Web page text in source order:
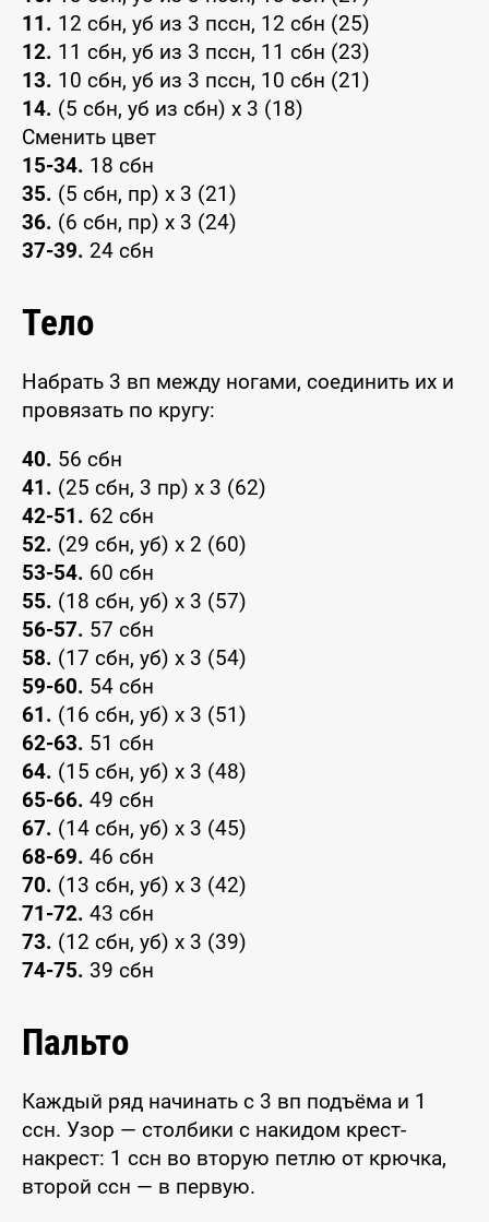
11. 12 сбн, уб из 3 пссн, 12 сбн (25)
12. 11 сбн, уб из 3 пссн, 11 сбн (23)
13. 10 сбн, уб из 3 пссн, 10 сбн (21)
14. (5 сбн, уб из сбн) x 3 (18)
Сменить цвет
15-34. 18 сбн
35. (5 сбн, пр) x 3 (21)
36. (6 сбн, пр) x 3 (24)
37-39. 24 сбн
Тело
Набрать 3 вп между ногами, соединить их и
провязать по кругу:
40. 56 сбн
41. (25 сбн, 3 пр) x 3 (62)
42-51. 62 сбн
52. (29 сбн, уб) x 2 (60)
53-54. 60 сбн
55. (18 сбн, уб) x 3 (57)
56-57. 57 сбн
58. (17 сбн, уб) x 3 (54)
59-60. 54 сбн
61. (16 сбн, уб) x 3 (51)
62-63. 51 сбн
64. (15 сбн, уб) x 3 (48)
65-66. 49 сбн
67. (14 сбн, уб) x 3 (45)
68-69. 46 сбн
70. (13 сбн, уб) x 3 (42)
71-72. 43 сбн
73. (12 сбн, уб) x 3 (39)
74-75. 39 сбн
Пальто
Каждый ряд начинать с 3 вп подъёма и 1
ссн. Узор — столбики с накидом крест-
накрест: 1 ссн во вторую петлю от крючка,
второй ссн — в первую.